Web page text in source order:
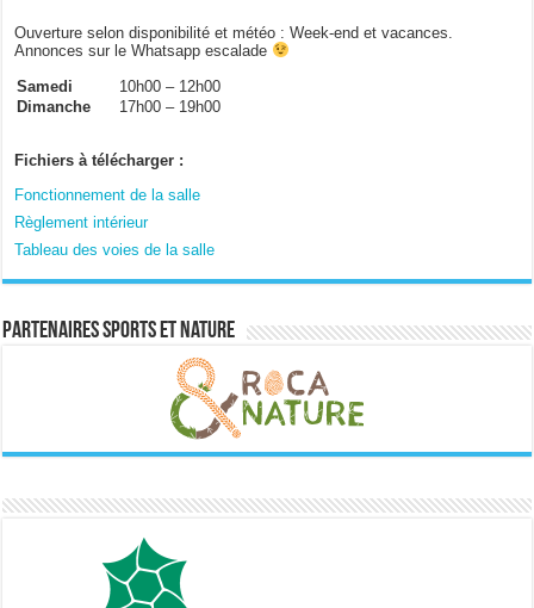
Ouverture selon disponibilité et météo : Week-end et vacances.
Annonces sur le Whatsapp escalade
Samedi
10h00 – 12h00
Dimanche
17h00 – 19h00
Fichiers à télécharger :
Fonctionnement de la salle
Règlement intérieur
Tableau des voies de la salle
Partenaires sports et nature